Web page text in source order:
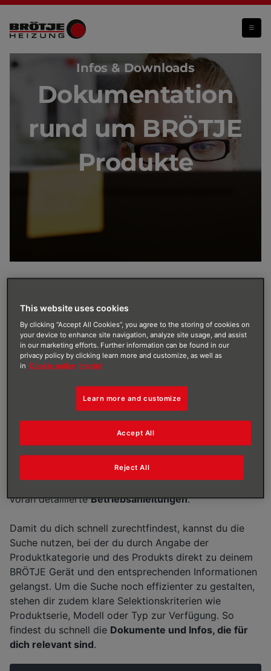
Produktdokumentation
Infos & Downloads
Dokumentation
rund um BRÖTJE
Produkte
Dokumentationen zu
deinen BRÖTJE Geräten
Ob Wärmepumpe oder Gas-Brennwert­wärme­zentrum,
Ölkessel oder Solarmodul: Wir freuen uns, dass du
dich für ein BRÖTJE Gerät entschieden hast und
hoffen, dass du zufrieden bist. Darüber hinaus
bestmöglich unterstützen. Zu diesem Zweck hast du
Zugang zur sorgfältig gepflegtenOnline-
Produktdokumentation von BRÖTJE
voran detaillierteBetriebsanleitungen.
Damit du dich schnell zurechtfindest, kannst du die
Suche nutzen, bei der du durch Angabe der
Produktkategorie und des Produkts direkt zu deinem
BRÖTJE Gerät und den entsprechenden Informationen
gelangst. Um die Suche noch effizienter zu gestalten,
stehen dir zudem klare Selektionskriterien wie
Produktserie, Modell oder Typ zur Verfügung. So
findest du schnell die Dokumente und Infos, die für
dich relevant sind.
This website uses cookies
By clicking “Accept All Cookies”, you agree to the storing of cookies on
your device to enhance site navigation, analyze site usage, and assist
in our marketing efforts. Further information can be found in our
privacy policy by clicking learn more and customize, as well as
in Cookie policy Imprint
Learn more and customize
Reject All
Accept All